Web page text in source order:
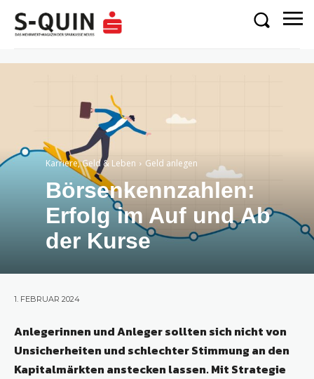
Karriere, Geld & Leben Geld anlegen
Börsenkennzahlen:
Erfolg im Auf und Ab
der Kurse
1. FEBRUAR 2024
Anlegerinnen und Anleger sollten sich nicht von
Unsicherheiten und schlechter Stimmung an den
Kapitalmärkten anstecken lassen. Mit Strategie